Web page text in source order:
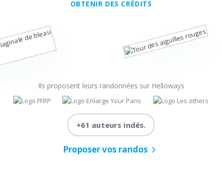
OBTENIR DES CRÉDITS
Ils proposent leurs randonnées sur Helloways
+61 auteurs indés.
Proposer vos randos